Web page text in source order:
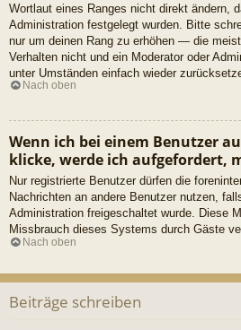
Wortlaut eines Ranges nicht direkt ändern,
Administration festgelegt wurden. Bitte
nur um deinen Rang zu erhöhen — die
Verhalten nicht und ein Moderator oder
unter Umständen einfach wieder
Nach oben
Wenn ich bei einem Benutzer
klicke, werde ich aufgefordert,
Nur registrierte Benutzer dürfen die
Nachrichten an andere Benutzer nutzen,
Administration freigeschaltet wurde. Diese
Missbrauch dieses Systems durch Gäste
Nach oben
Beiträge schreiben